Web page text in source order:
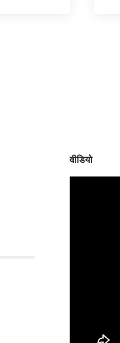
वीडियो